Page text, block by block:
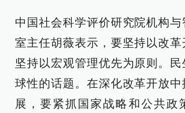
中国社会科学评价研究院机构
室主任胡薇表示，要坚持以改革
坚持以宏观管理优先为原则。
球性的话题。在深化改革开放
展，要紧抓国家战略和公共政